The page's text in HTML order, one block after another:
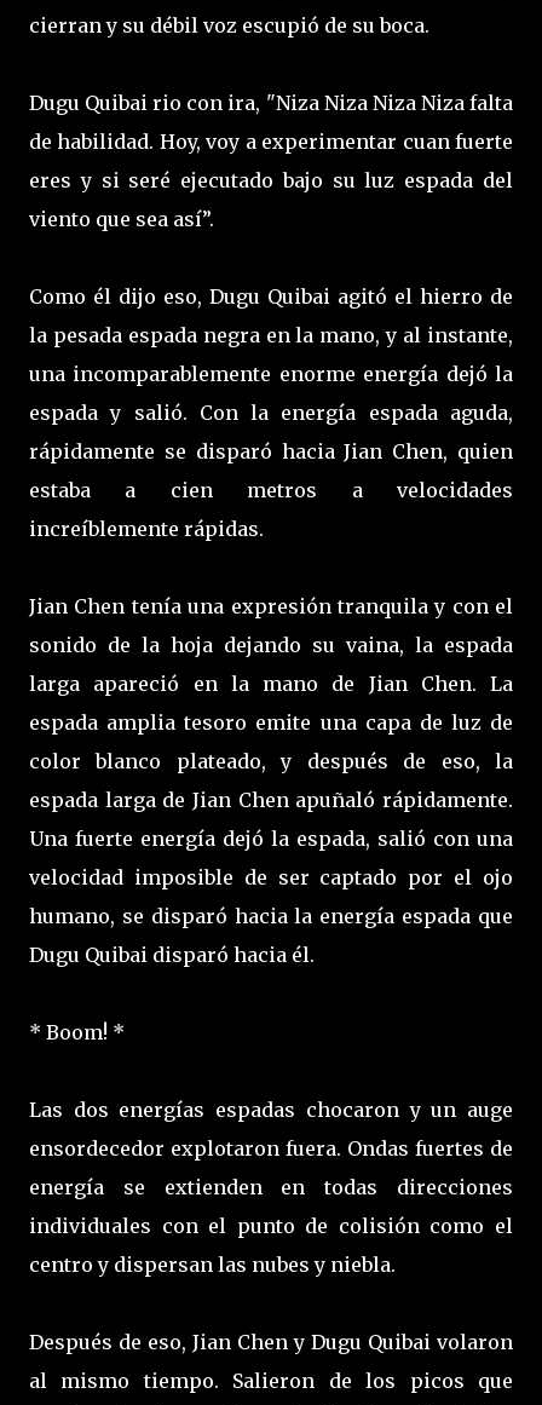
cierran y su débil voz escupió de su boca.
Dugu Quibai rio con ira, "Niza Niza Niza Niza falta
de habilidad. Hoy, voy a experimentar cuan fuerte
eres y si seré ejecutado bajo su luz espada del
viento que sea así”.
Como él dijo eso, Dugu Quibai agitó el hierro de
la pesada espada negra en la mano, y al instante,
una incomparablemente enorme energía dejó la
espada y salió. Con la energía espada aguda,
rápidamente se disparó hacia Jian Chen, quien
estaba a cien metros a velocidades
increíblemente rápidas.
Jian Chen tenía una expresión tranquila y con el
sonido de la hoja dejando su vaina, la espada
larga apareció en la mano de Jian Chen. La
espada amplia tesoro emite una capa de luz de
color blanco plateado, y después de eso, la
espada larga de Jian Chen apuñaló rápidamente.
Una fuerte energía dejó la espada, salió con una
velocidad imposible de ser captado por el ojo
humano, se disparó hacia la energía espada que
Dugu Quibai disparó hacia él.
* Boom! *
Las dos energías espadas chocaron y un auge
ensordecedor explotaron fuera. Ondas fuertes de
energía se extienden en todas direcciones
individuales con el punto de colisión como el
centro y dispersan las nubes y niebla.
Después de eso, Jian Chen y Dugu Quibai volaron
al mismo tiempo. Salieron de los picos que